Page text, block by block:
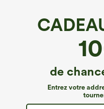
de
Entrez votre
SoftlyZero™ Airy*
SoftlyZero™ Robe midi
à encolure carrée,
€26,95 EUR €35,95 EUR